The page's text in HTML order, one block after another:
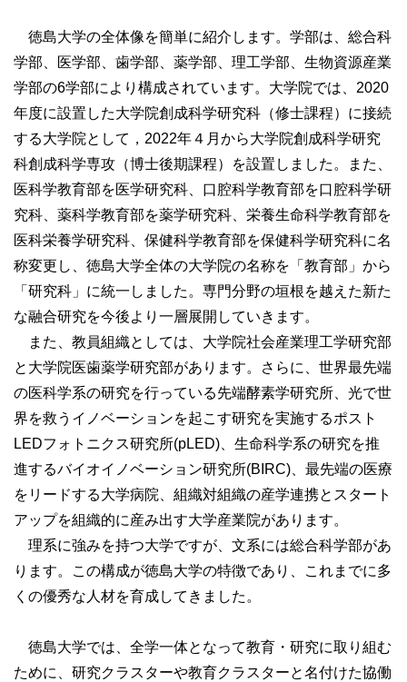
徳島大学の全体像を簡単に紹介します。学部は、総合科
学部、医学部、歯学部、薬学部、理工学部、生物資源産業
学部の6学部により構成されています。大学院では、2020
年度に設置した大学院創成科学研究科（修士課程）に接続
する大学院として，2022年４月から大学院創成科学研究
科創成科学専攻（博士後期課程）を設置しました。また、
医科学教育部を医学研究科、口腔科学教育部を口腔科学研
究科、薬科学教育部を薬学研究科、栄養生命科学教育部を
医科栄養学研究科、保健科学教育部を保健科学研究科に名
称変更し、徳島大学全体の大学院の名称を「教育部」から
「研究科」に統一しました。専門分野の垣根を越えた新た
な融合研究を今後より一層展開していきます。
また、教員組織としては、大学院社会産業理工学研究部
と大学院医歯薬学研究部があります。さらに、世界最先端
の医科学系の研究を行っている先端酵素学研究所、光で世
界を救うイノベーションを起こす研究を実施するポスト
LEDフォトニクス研究所(pLED)、生命科学系の研究を推
進するバイオイノベーション研究所(BIRC)、最先端の医療
をリードする大学病院、組織対組織の産学連携とスタート
アップを組織的に産み出す大学産業院があります。
理系に強みを持つ大学ですが、文系には総合科学部があ
ります。この構成が徳島大学の特徴であり、これまでに多
くの優秀な人材を育成してきました。
徳島大学では、全学一体となって教育・研究に取り組む
ために、研究クラスターや教育クラスターと名付けた協働